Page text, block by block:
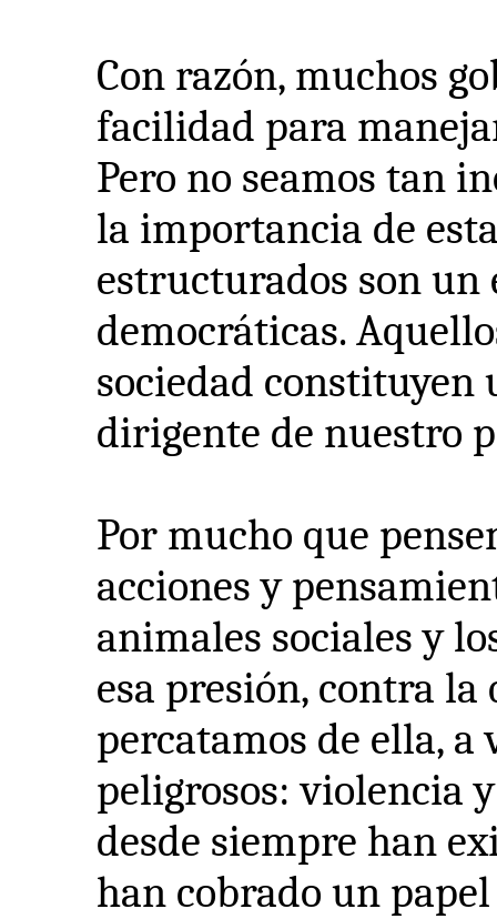
Con razón, muchos
facilidad para
Pero no seamos tan
la importancia de
estructurados son un
democráticas.
sociedad constituyen
dirigente de nuestro
Por mucho que
acciones y
animales sociales y
esa presión, contra
percatamos de ella, a
peligrosos: violencia
desde siempre han
han cobrado un